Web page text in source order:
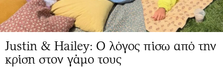
Justin & Hailey: Ο λόγος πίσω από την
κρίση στον γάμο τους